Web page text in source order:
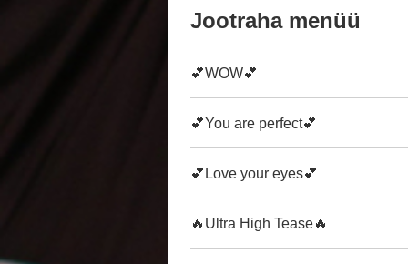
Jootraha menüü
💕WOW💕
💕You are perfect💕
💕Love your eyes💕
🔥Ultra High Tease🔥